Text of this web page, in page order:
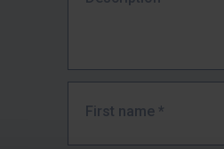
First name *